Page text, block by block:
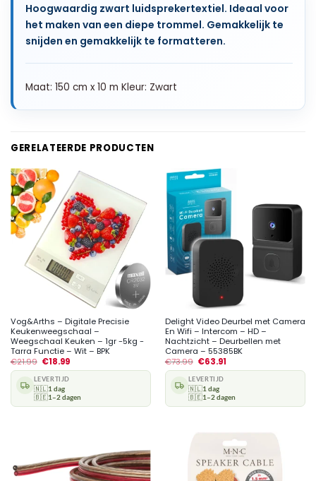
Hoogwaardig zwart luidsprekertextiel. Ideaal voor
het maken van een diepe trommel. Gemakkelijk te
snijden en gemakkelijk te formatteren.
Maat: 150 cm x 10 m Kleur: Zwart
GERELATEERDE PRODUCTEN
Vog&Arths – Digitale Precisie
Keukenweegschaal –
Weegschaal Keuken – 1gr -5kg -
Tarra Functie – Wit – BPK
€21.99 €18.99
LEVERTIJD
🇳🇱1 dag
🇧🇪1–2 dagen
Delight Video Deurbel met Camera
En Wifi – Intercom – HD –
Nachtzicht – Deurbellen met
Camera – 55385BK
€73.99 €63.91
LEVERTIJD
🇳🇱1 dag
🇧🇪1–2 dagen